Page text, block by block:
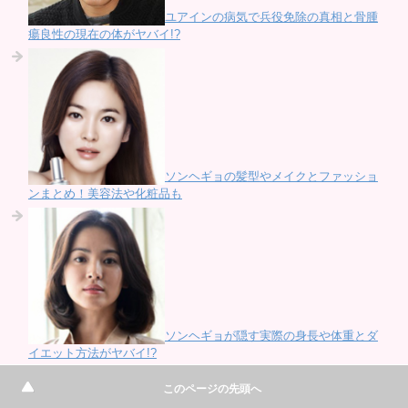
ユアインの病気で兵役免除の真相と骨腫
瘍良性の現在の体がヤバイ!?
ソンヘギョの髪型やメイクとファッショ
ンまとめ！美容法や化粧品も
ソンヘギョが隠す実際の身長や体重とダ
イエット方法がヤバイ!?
このページの先頭へ